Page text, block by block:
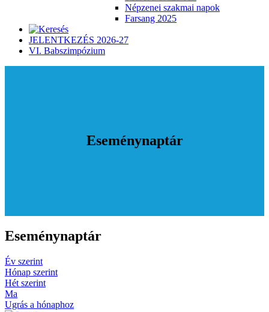
Népzenei szakmai napok
Farsang 2025
JELENTKEZÉS 2026-27
VI. Babszimpózium
Eseménynaptár
Eseménynaptár
Év szerint
Hónap szerint
Hét szerint
Ma
Ugrás a hónaphoz